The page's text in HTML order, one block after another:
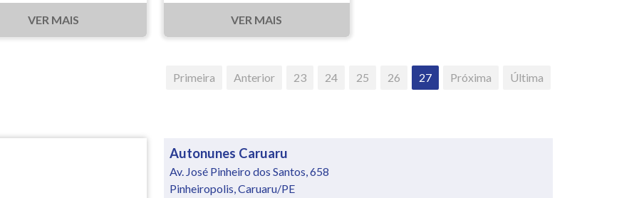
VER MAIS VER MAIS
Primeira Anterior 23 24 25 26 27 Próxima Última
Autonunes Caruaru
Av. José Pinheiro dos Santos, 658
Pinheiropolis, Caruaru/PE